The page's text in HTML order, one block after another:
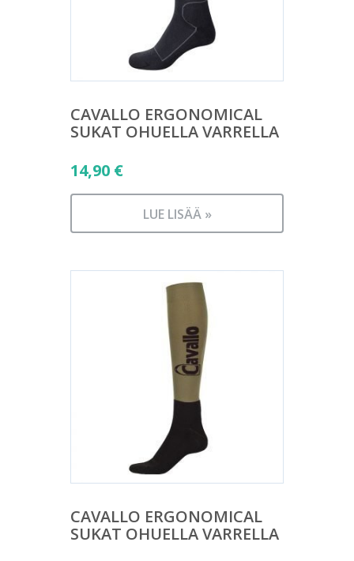
CAVALLO ERGONOMICAL
SUKAT OHUELLA VARRELLA
14,90 €
LUE LISÄÄ »
CAVALLO ERGONOMICAL
SUKAT OHUELLA VARRELLA